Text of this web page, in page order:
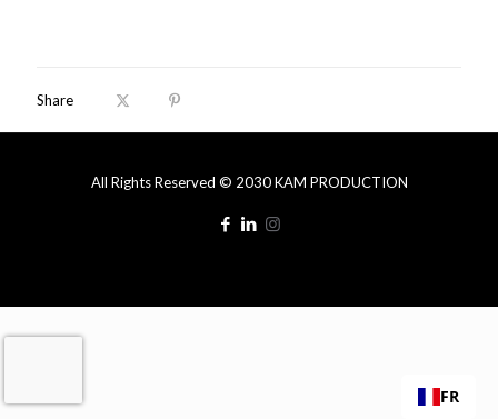
Share
All Rights Reserved © 2030 KAM PRODUCTION
FR